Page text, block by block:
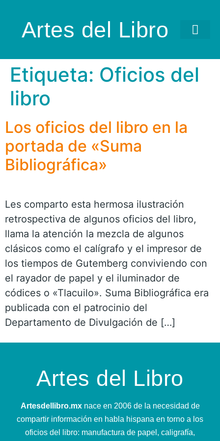
Artes del Libro
Etiqueta: Oficios del
libro
Los oficios del libro en la
portada de «Suma
Bibliográfica»
Les comparto esta hermosa ilustración
retrospectiva de algunos oficios del libro,
llama la atención la mezcla de algunos
clásicos como el calígrafo y el impresor de
los tiempos de Gutemberg conviviendo con
el rayador de papel y el iluminador de
códices o «Tlacuilo». Suma Bibliográfica era
publicada con el patrocinio del
Departamento de Divulgación de […]
Artes del Libro
Artesdellibro.mxnace en 2006 de la necesidad de
compartir información en habla hispana en torno a los
oficios del libro: manufactura de papel, caligrafía,